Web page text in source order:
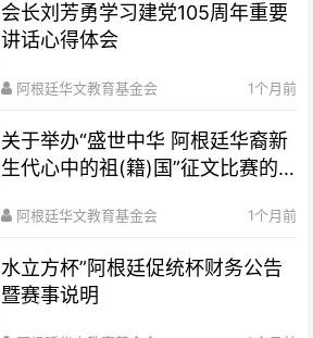
会长刘芳勇学习建党105周年重要
讲话心得体会
阿根廷华文教育基金会 1个月前
关于举办“盛世中华 阿根廷华裔新
生代心中的祖(籍)国”征文比赛的
阿根廷华文教育基金会 1个月前
水立方杯”阿根廷促统杯财务公告
暨赛事说明